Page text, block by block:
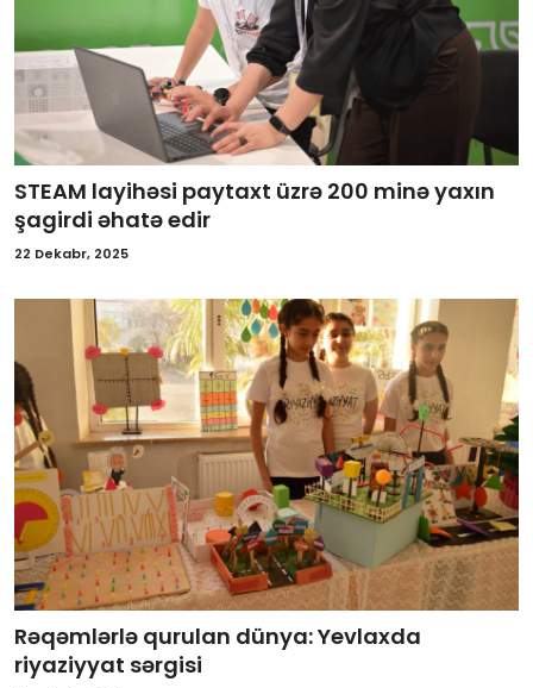
STEAM layihəsi paytaxt üzrə 200 minə yaxın
şagirdi əhatə edir
22 Dekabr, 2025
Rəqəmlərlə qurulan dünya: Yevlaxda
riyaziyyat sərgisi